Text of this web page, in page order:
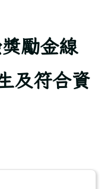
勵金線
及符合資